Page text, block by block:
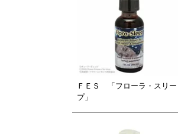
ＦＥＳ 「フローラ・スリー
プ」